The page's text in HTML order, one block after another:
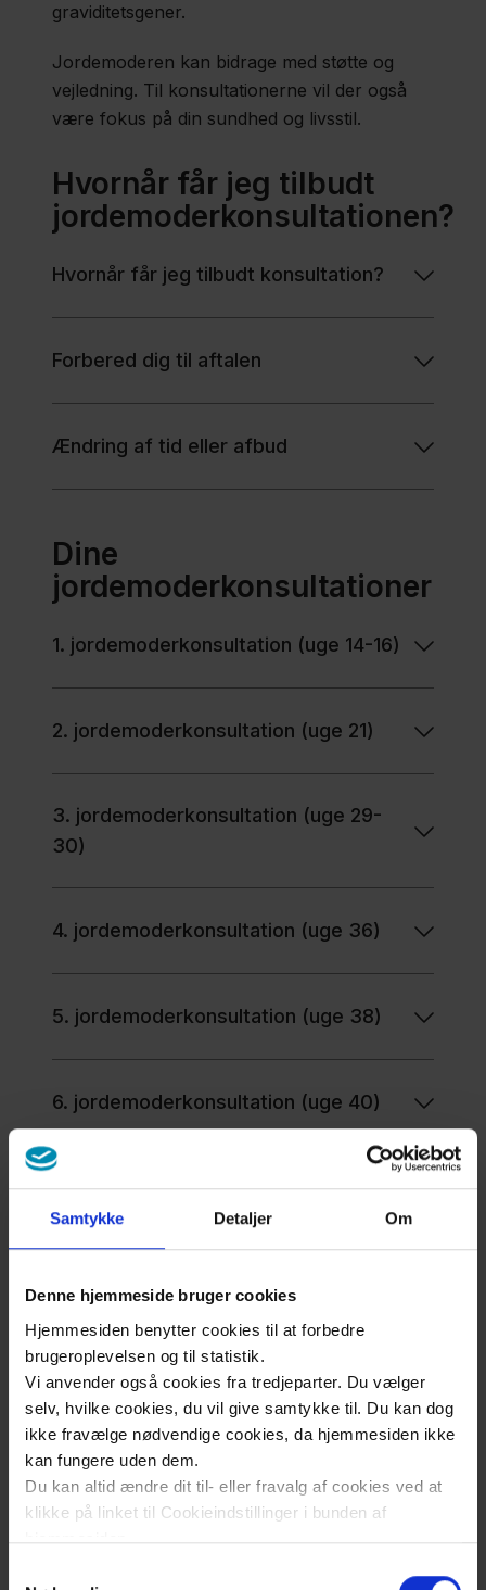
Samtykke Detaljer Om
Denne hjemmeside bruger cookies
Hjemmesiden benytter cookies til at forbedre
brugeroplevelsen og til statistik.
Vi anvender også cookies fra tredjeparter. Du vælger
selv, hvilke cookies, du vil give samtykke til. Du kan dog
ikke fravælge nødvendige cookies, da hjemmesiden ikke
kan fungere uden dem.
Du kan altid ændre dit til- eller fravalg af cookies ved at
klikke på linket til Cookieindstillinger i bunden af
hjemmesiden.
graviditetsgener.
Jordemoderen kan bidrage med støtte og
vejledning. Til konsultationerne vil der også
være fokus på din sundhed og livsstil.
Hvornår får jeg tilbudt
jordemoderkonsultationen?
Hvornår får jeg tilbudt konsultation?
Forbered dig til aftalen
Ændring af tid eller afbud
Dine
jordemoderkonsultationer
1. jordemoderkonsultation (uge 14-16)
2. jordemoderkonsultation (uge 21)
3. jordemoderkonsultation (uge 29-
30)
4. jordemoderkonsultation (uge 36)
5. jordemoderkonsultation (uge 38)
6. jordemoderkonsultation (uge 40)
Undersøgelse
og forberedelse
1. trimesterskanning
(nakkefoldsskanning)